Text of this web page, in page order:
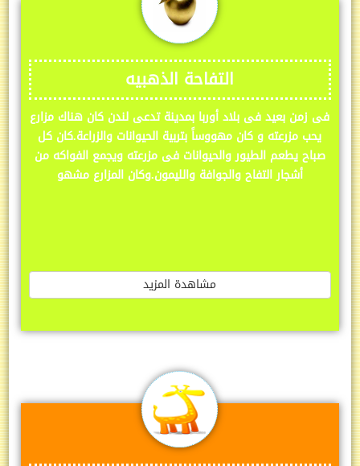
التفاحة الذهبيه
فى زمن بعيد فى بلاد أوربا بمدينة تدعى لندن كان هناك مزارع
يحب مزرعته و كان مهووساً بتربية الحيوانات والزراعة.كان كل
صباح يطعم الطيور والحيوانات فى مزرعته ويجمع الفواكه من
أشجار التفاح والجوافة والليمون.وكان المزارع مشهو
مشاهدة المزيد